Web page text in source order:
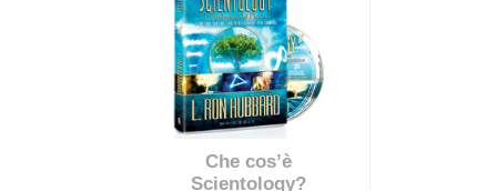
Che cos’è
Scientology?